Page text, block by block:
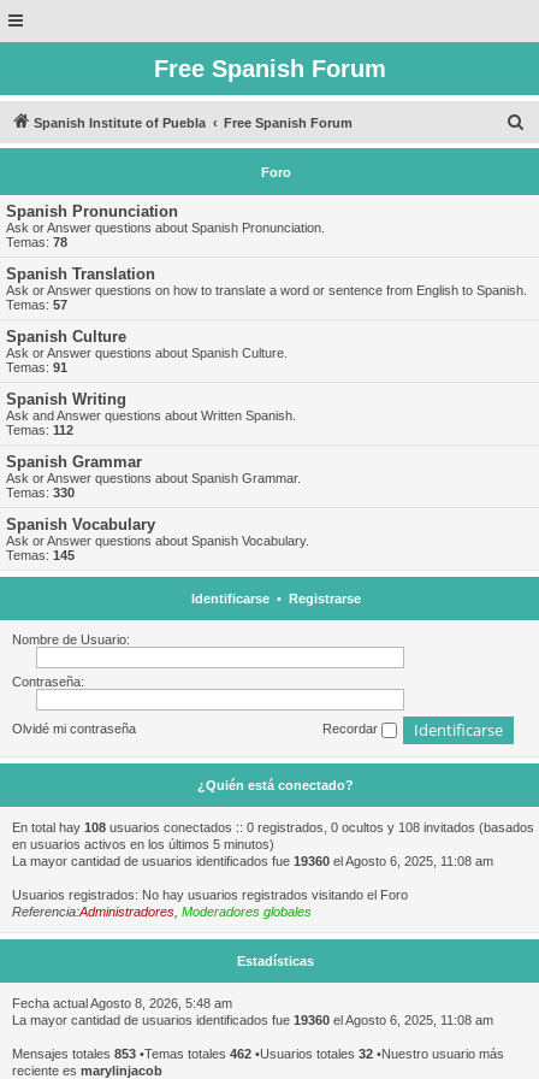
Free Spanish Forum
Spanish Institute of Puebla Free Spanish Forum
u
Foro
Spanish Pronunciation
Ask or Answer questions about Spanish Pronunciation.
Temas: 78
Spanish Translation
Ask or Answer questions on how to translate a word or sentence from English to Spanish.
Temas: 57
Spanish Culture
Ask or Answer questions about Spanish Culture.
Temas: 91
Spanish Writing
Ask and Answer questions about Written Spanish.
Temas: 112
Spanish Grammar
Ask or Answer questions about Spanish Grammar.
Temas: 330
Spanish Vocabulary
Ask or Answer questions about Spanish Vocabulary.
Temas: 145
Identificarse• Registrarse
Nombre de Usuario:
Contraseña:
Olvidé mi contraseña Recordar
¿Quién está conectado?
En total hay 108 usuarios conectados :: 0 registrados, 0 ocultos y 108 invitados (basados
en usuarios activos en los últimos 5 minutos)
La mayor cantidad de usuarios identificados fue 19360 el Agosto 6, 2025, 11:08 am
Usuarios registrados: No hay usuarios registrados visitando el Foro
Referencia:Administradores Moderadores globales
Estadísticas
Fecha actual Agosto 8, 2026, 5:48 am
La mayor cantidad de usuarios identificados fue 19360 el Agosto 6, 2025, 11:08 am
Mensajes totales 853 •Temas totales 462 •Usuarios totales 32 •Nuestro usuario más
reciente es marylinjacob